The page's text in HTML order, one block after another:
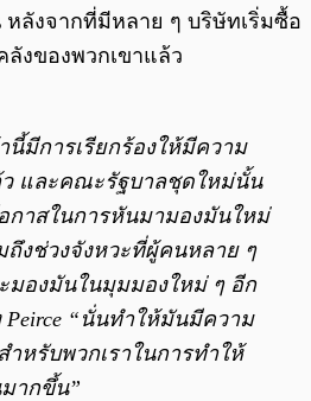
หลังจากที่มีหลาย ๆ บริษัทเริ่มซื้อ
ลังของพวกเขาแล้ว
นี้มีการเรียกร้องให้มีความ
และคณะรัฐบาลชุดใหม่นั้น
กาสในการหันมามองมันใหม่
งช่วงจังหวะที่ผู้คนหลาย ๆ
มองมันในมุมมองใหม่ ๆ อีก
Peirce “นั่นทำให้มันมีความ
ำหรับพวกเราในการทำให้
ากขึ้น”